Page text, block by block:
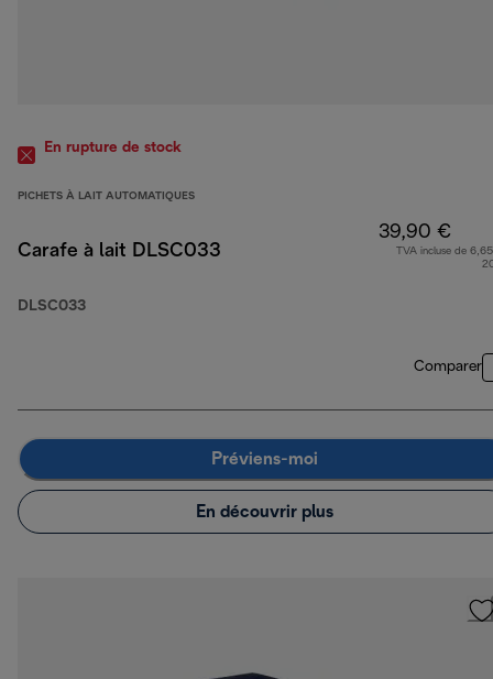
En rupture de stock
PICHETS À LAIT AUTOMATIQUES
Carafe à lait DLSC033
DLSC033
39,90 €
TVA incluse de
Comparer
Préviens-moi
En découvrir plus